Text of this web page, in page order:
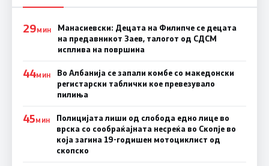
29МИН
Манасиевски: Децата на Филипче се децата
на предавникот Заев, талогот од СДСМ
исплива на површина
44МИН
Во Албанија се запали комбе со македонски
регистарски таблички кое превезувало
пилиња
45МИН
Полицијата лиши од слобода едно лице во
врска со сообраќајната несреќа во Скопје во
која загина 19-годишен мотоциклист од
скопско